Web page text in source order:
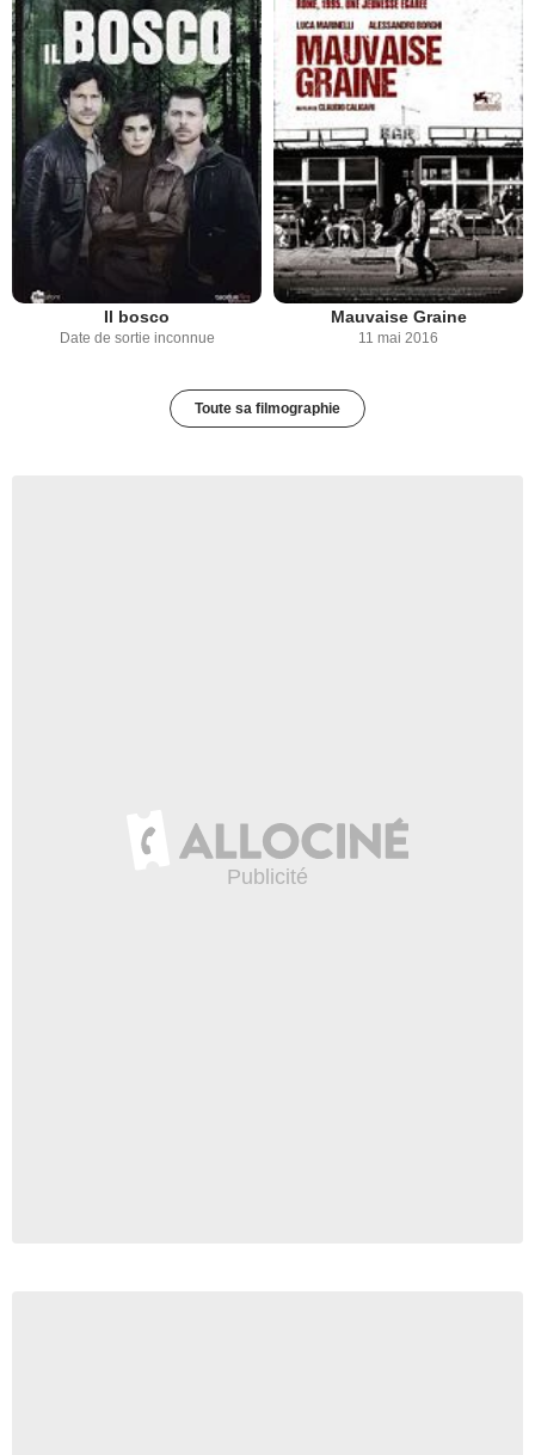
Il bosco
Date de sortie inconnue
Mauvaise Graine
11 mai 2016
Toute sa filmographie